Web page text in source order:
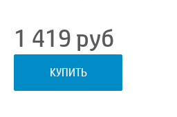
1 419руб
КУПИТЬ